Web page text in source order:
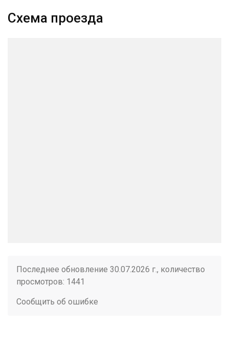
Схема проезда
Последнее обновление 30.07.2026 г., количество
просмотров: 1441
Сообщить об ошибке